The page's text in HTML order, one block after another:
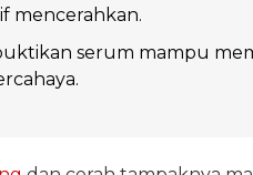
mencerahkan.
serum mampu